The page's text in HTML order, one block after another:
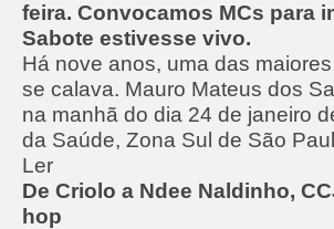
feira. Convocamos MCs para
Sabote estivesse vivo.
Há nove anos, uma das
se calava. Mauro Mateus dos
na manhã do dia 24 de janeiro
da Saúde, Zona Sul de São
Ler
De Criolo a Ndee Naldinho,
hop